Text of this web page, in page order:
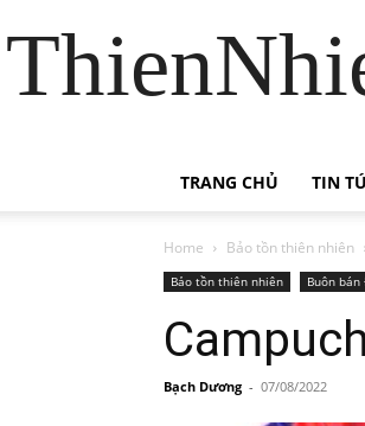
TRANG CHỦ TIN
Home Bảo tồn thiên nhiên
Bảo tồn thiên nhiên Buôn bán
Bạch Dương - 07/08/2022